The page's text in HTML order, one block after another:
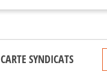
CARTE SYNDICATS